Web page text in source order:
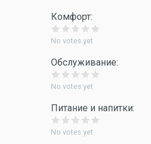
Комфорт:
No votes yet
Обслуживание:
No votes yet
Питание и напитки:
No votes yet